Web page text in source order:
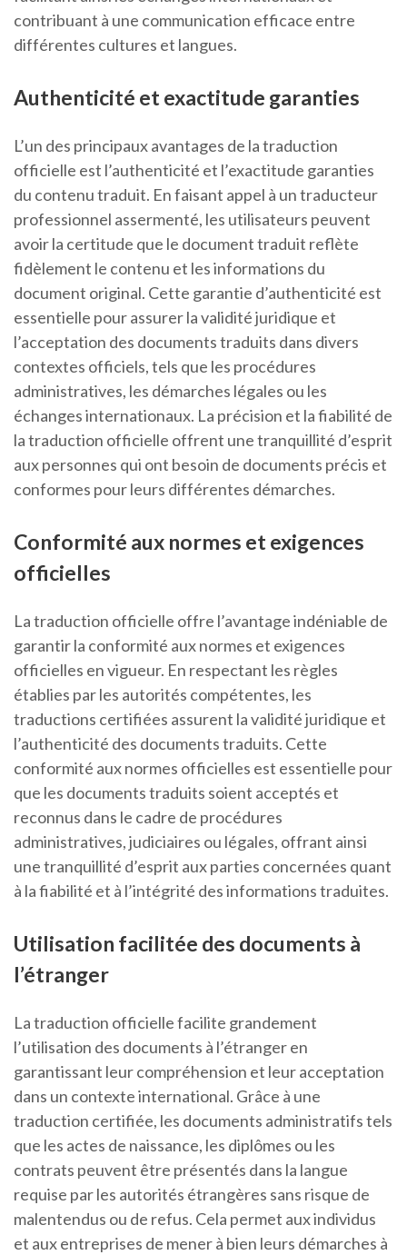
contribuant à une communication efficace entre
différentes cultures et langues.
Authenticité et exactitude garanties
L’un des principaux avantages de la traduction
officielle est l’authenticité et l’exactitude garanties
du contenu traduit. En faisant appel à un traducteur
professionnel assermenté, les utilisateurs peuvent
avoir la certitude que le document traduit reflète
fidèlement le contenu et les informations du
document original. Cette garantie d’authenticité est
essentielle pour assurer la validité juridique et
l’acceptation des documents traduits dans divers
contextes officiels, tels que les procédures
administratives, les démarches légales ou les
échanges internationaux. La précision et la fiabilité de
la traduction officielle offrent une tranquillité d’esprit
aux personnes qui ont besoin de documents précis et
conformes pour leurs différentes démarches.
Conformité aux normes et exigences
officielles
La traduction officielle offre l’avantage indéniable de
garantir la conformité aux normes et exigences
officielles en vigueur. En respectant les règles
établies par les autorités compétentes, les
traductions certifiées assurent la validité juridique et
l’authenticité des documents traduits. Cette
conformité aux normes officielles est essentielle pour
que les documents traduits soient acceptés et
reconnus dans le cadre de procédures
administratives, judiciaires ou légales, offrant ainsi
une tranquillité d’esprit aux parties concernées quant
à la fiabilité et à l’intégrité des informations traduites.
Utilisation facilitée des documents à
l’étranger
La traduction officielle facilite grandement
l’utilisation des documents à l’étranger en
garantissant leur compréhension et leur acceptation
dans un contexte international. Grâce à une
traduction certifiée, les documents administratifs tels
que les actes de naissance, les diplômes ou les
contrats peuvent être présentés dans la langue
requise par les autorités étrangères sans risque de
malentendus ou de refus. Cela permet aux individus
et aux entreprises de mener à bien leurs démarches à